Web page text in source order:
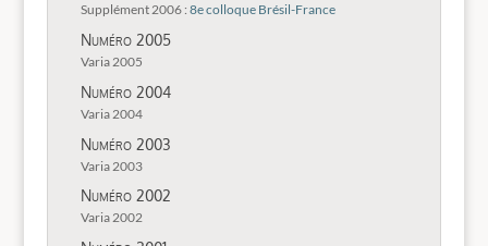
Supplément 2006 : 8e colloque Brésil-France
Numéro 2005
Varia 2005
Numéro 2004
Varia 2004
Numéro 2003
Varia 2003
Numéro 2002
Varia 2002